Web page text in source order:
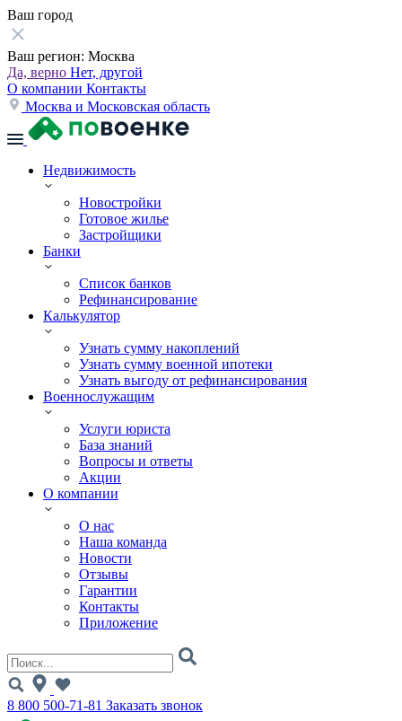
Ваш город
Ваш регион: Москва
Да, верно Нет, другой
О компании Контакты
Москва и Московская область
Недвижимость
Новостройки
Готовое жилье
Застройщики
Банки
Список банков
Рефинансирование
Калькулятор
Узнать сумму накоплений
Узнать сумму военной ипотеки
Узнать выгоду от рефинансирования
Военнослужащим
Услуги юриста
База знаний
Вопросы и ответы
Акции
О компании
О нас
Наша команда
Новости
Отзывы
Гарантии
Контакты
Приложение
8 800 500-71-81 Заказать звонок